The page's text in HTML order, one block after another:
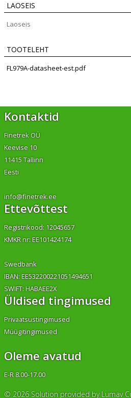
LAOSEIS
Laoseis
TOOTELEHT
FL979A-datasheet-est.pdf
Kontaktid
Finetrek OÜ
Keevise 10
11415 Tallinn
Eesti
info@finetrek.ee
Ettevõttest
Registrikood: 12045657
KMKR nr: EE101424174
Swedbank
IBAN: EE532200221051494651
SWIFT: HABAEE2X
Üldised tingimused
Privaatsustingimused
Müügitingimused
Oleme avatud
E-R 8.00-17.00
© 2026 Solution provided byLumav